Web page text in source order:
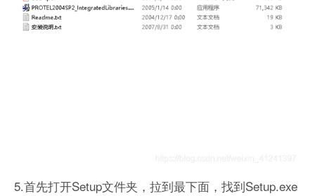
5.首先打开Setup文件夹，拉到最下面，找到Setup.exe